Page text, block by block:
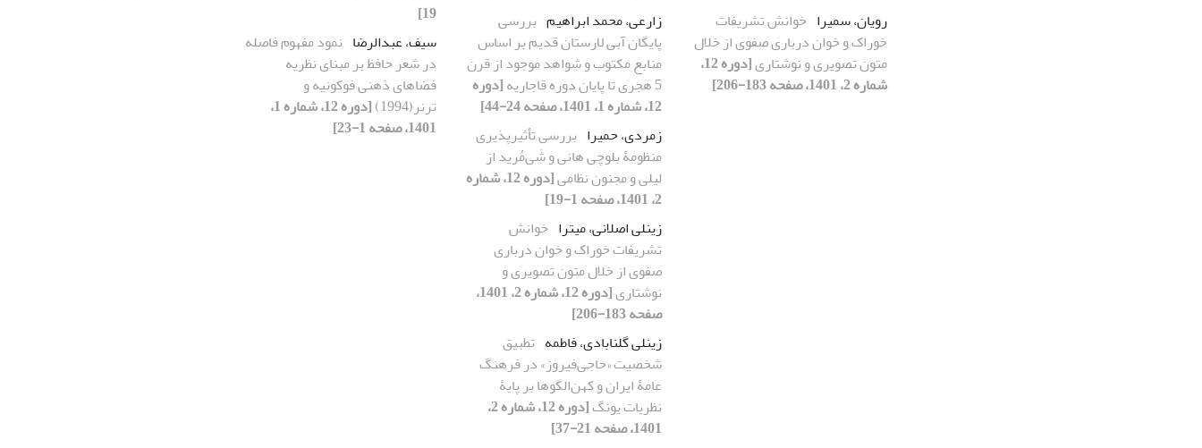
رویان، سمیرا خوانش تشریفات
خوراک و خوان درباری صفوی از خلال
متون تصویری و نوشتاری
[دوره 12،
شماره 2، 1401، صفحه 183-206]
زارعی، محمد ابراهیم بررسی
پایگان آبی لارستان قدیم بر اساس
منابع مکتوب و شواهد موجود از قرن
5 هجری تا پایان دوره قاجاریه
[دوره
12، شماره 1، 1401، صفحه 24-44]
زمردی، حمیرا بررسی تأثیرپذیری
منظومۀ بلوچی هانی و شَی‌مُرید از
لیلی و مجنون نظامی
[دوره 12، شماره
2، 1401، صفحه 1-19]
زینلی اصلانی، میترا خوانش
تشریفات خوراک و خوان درباری
صفوی از خلال متون تصویری و
نوشتاری
[دوره 12، شماره 2، 1401،
صفحه 183-206]
زینلی گلنابادی، فاطمه تطبیق
شخصیت «حاجی‌فیروز» در فرهنگ
عامۀ ایران و کهن‌الگوها بر پایۀ
نظریات یونگ
[دوره 12، شماره 2،
1401، صفحه 21-37]
19]
سیف، عبدالرضا نمود مفهوم فاصله
در شعر حافظ بر مبنای نظریه
فضاهای ذهنی فوکونیه و
ترنر(1994)
[دوره 12، شماره 1،
1401، صفحه 1-23]